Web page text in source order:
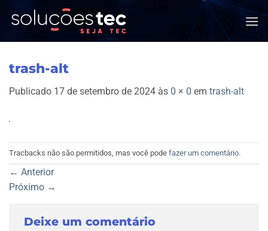
trash-alt
Publicado 17 de setembro de 2024 às 0 × 0 em trash-alt
Tracbacks não são permitidos, mas você pode fazer um comentário.
← Anterior
Próximo →
Deixe um comentário